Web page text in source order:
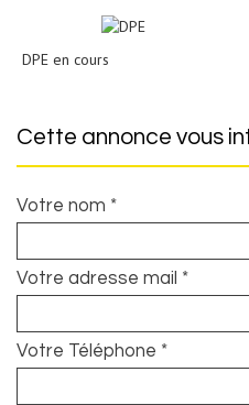
DPE en cours
cette annonce vous
Votre nom *
Votre adresse mail *
Votre Téléphone *